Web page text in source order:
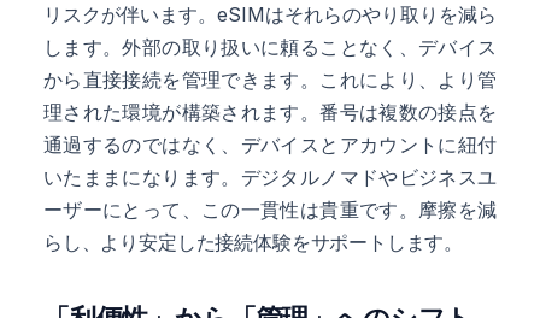
リスクが伴います。eSIMはそれらのやり取りを減ら
します。外部の取り扱いに頼ることなく、デバイス
から直接接続を管理できます。これにより、より管
理された環境が構築されます。番号は複数の接点を
通過するのではなく、デバイスとアカウントに紐付
いたままになります。デジタルノマドやビジネスユ
ーザーにとって、この一貫性は貴重です。摩擦を減
らし、より安定した接続体験をサポートします。